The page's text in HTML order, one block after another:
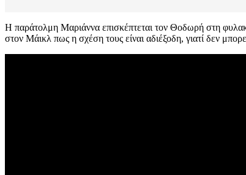
Η παράτολμη Μαριάννα επισκέπτεται τον Θοδωρή στη
στον Μάικλ πως η σχέση τους είναι αδιέξοδη, γιατί δεν